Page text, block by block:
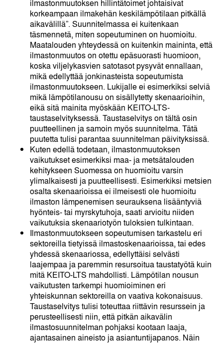
ilmastonmuutoksen hillintätoimet johtaisivat
korkeampaan ilmakehän keskilämpötilaan pitkällä
aikavälillä”. Suunnitelmassa ei kuitenkaan
täsmennetä, miten sopeutuminen on huomioitu.
Maatalouden yhteydessä on kuitenkin maininta, että
ilmastonmuutos on otettu epäsuorasti huomioon,
koska viljelykasvien satotasot pysyvät ennallaan,
mikä edellyttää jonkinasteista sopeutumista
ilmastonmuutokseen. Lukijalle ei esimerkiksi selviä
mikä lämpötilanousu on sisällytetty skenaarioihin,
eikä sitä mainita myöskään KEITO-LTS-
taustaselvityksessä. Taustaselvitys on tältä osin
puutteellinen ja samoin myös suunnitelma. Tätä
puutetta tulisi parantaa suunnitelman päivityksissä.
Kuten edellä todetaan, ilmastonmuutoksen
vaikutukset esimerkiksi maa- ja metsätalouden
kehitykseen Suomessa on huomioitu varsin
ylimalkaisesti ja puutteellisesti. Esimerkiksi metsien
osalta skenaarioissa ei ilmeisesti ole huomioitu
ilmaston lämpenemisen seurauksena lisääntyviä
hyönteis- tai myrskytuhoja, saati arvioitu niiden
vaikutuksia skenaariotyön tuloksien tulkintaan.
Ilmastonmuutokseen sopeutumisen tarkastelu eri
sektoreilla tietyissä ilmastoskenaarioissa, tai edes
yhdessä skenaariossa, edellyttäisi selvästi
laajempaa ja paremmin resursoitua taustatyötä kuin
mitä KEITO-LTS mahdollisti. Lämpötilan nousun
vaikutusten tarkempi huomioiminen eri
yhteiskunnan sektoreilla on vaativa kokonaisuus.
Taustaselvitys tulisi toteuttaa riittävin resurssein ja
perusteellisesti niin, että pitkän aikavälin
ilmastosuunnitelman pohjaksi kootaan laaja,
ajantasainen aineisto ja asiantuntijapanos. Näin